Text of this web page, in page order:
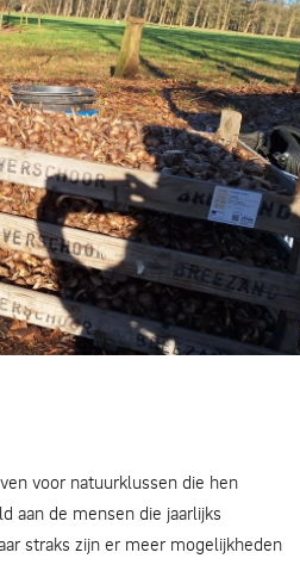
voor natuurklussen die hen
aan de mensen die jaarlijks
straks zijn er meer mogelijkheden